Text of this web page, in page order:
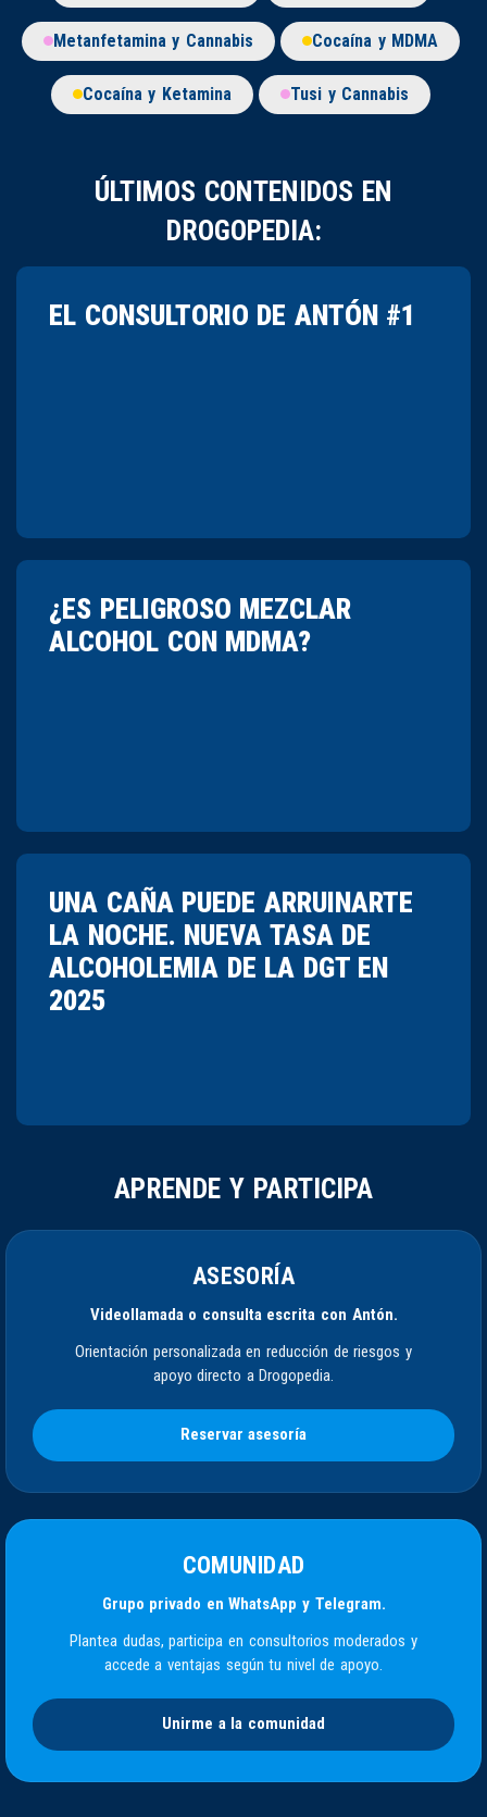
Metanfetamina y Cannabis Cocaína y MDMA
Cocaína y Ketamina Tusi y Cannabis
ÚLTIMOS CONTENIDOS EN
DROGOPEDIA:
EL CONSULTORIO DE ANTÓN #1
¿ES PELIGROSO MEZCLAR
ALCOHOL CON MDMA?
UNA CAÑA PUEDE ARRUINARTE
LA NOCHE. NUEVA TASA DE
ALCOHOLEMIA DE LA DGT EN
2025
APRENDE Y PARTICIPA
ASESORÍA
Videollamada o consulta escrita con Antón.
Orientación personalizada en reducción de riesgos y
apoyo directo a Drogopedia.
Reservar asesoría
COMUNIDAD
Grupo privado en WhatsApp y Telegram.
Plantea dudas, participa en consultorios moderados y
accede a ventajas según tu nivel de apoyo.
Unirme a la comunidad